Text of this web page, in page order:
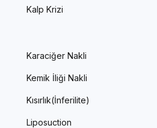
Kalp Krizi
Karaciğer Nakli
Kemik İliği Nakli
Kısırlık(İnferilite)
Liposuction